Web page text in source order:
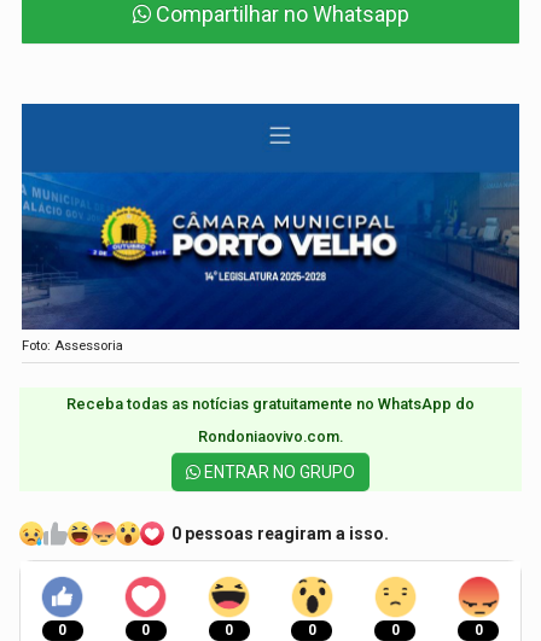
Compartilhar no Whatsapp
Foto: Assessoria
Receba todas as notícias gratuitamente no WhatsApp do
Rondoniaovivo.com.​
ENTRAR NO GRUPO
0 pessoas reagiram a isso.
0 0 0 0 0 0